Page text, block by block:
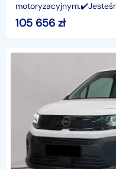
oraz finansowania
dostawczych or
105 656 zł